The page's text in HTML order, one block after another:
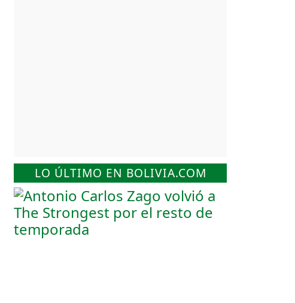
LO ÚLTIMO EN BOLIVIA.COM